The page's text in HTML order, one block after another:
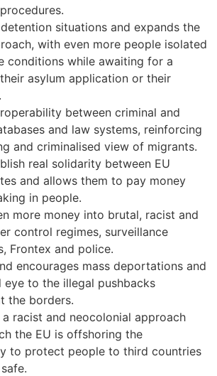
situations and expands the
with even more people isolated
conditions while awaiting for a
asylum application or their
between criminal and
and law systems, reinforcing
and criminalised view of migrants.
real solidarity between EU
and allows them to pay money
in people.
more money into brutal, racist and
control regimes, surveillance
Frontex and police.
encourages mass deportations and
eye to the illegal pushbacks
the borders.
a racist and neocolonial approach
the EU is offshoring the
to protect people to third countries